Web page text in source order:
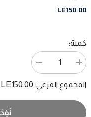
LE150.00
كمية:
تقليل
الكمية
مجلة
زيادة
الكمية
مجلة
الاخر
المجموع الفرعي:LE150.00
نَفِدَ